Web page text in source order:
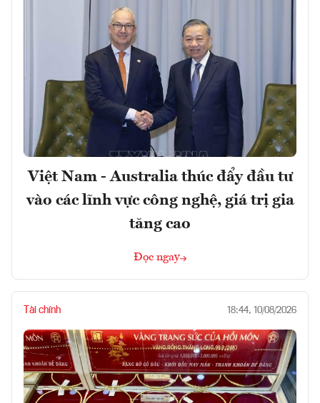
Việt Nam - Australia thúc đẩy đầu tư
vào các lĩnh vực công nghệ, giá trị gia
tăng cao
Đọc ngay
Tài chính 18:44, 10/08/2026